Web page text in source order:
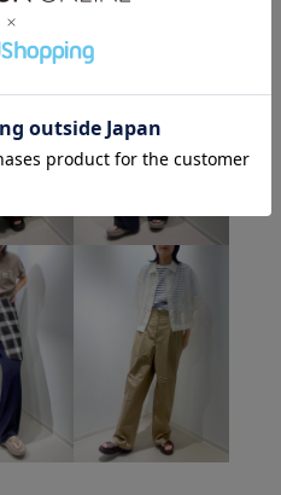
ツ
GDH15110
レモニー 25SS10
25SSカナパ
開
picniccoupon
RP25SSPREORDER
VERY掲載商品 Web限定